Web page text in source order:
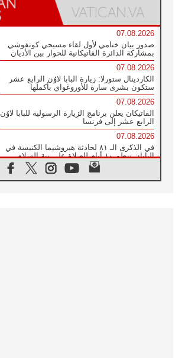
07.08.2026
صدور بيان ختامي لأول لقاء مسيحي كونفوشي
بمشاركة الدائرة الفاتيكانية للحوار بين الأديان
07.08.2026
الكاردينال ستورلا: زيارة البابا لاوُن الرابع عشر
ستكون بشرى سارة للأوروغواي بأكملها
07.08.2026
الفاتيكان يعلن برنامج الزيارة الرسولية للبابا لاوُن
الرابع عشر إلى فرنسا
07.08.2026
في الذكرى الـ ٨١ لحادثة هيروشيما الكنيسة في
اليابان تنظم ١٠ أيام للصلاة على نية السلام
الكنيسة في الأوروغواي: زيارة البابا ستعزز